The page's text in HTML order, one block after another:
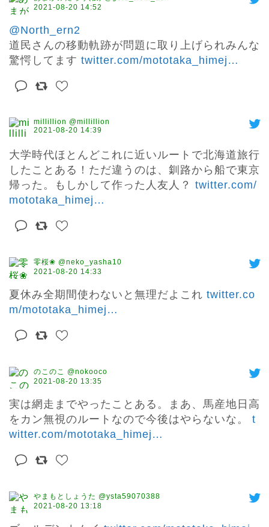
2021-08-20 14:52
@North_ern2
道民さんの移動軌跡が問題に取り上げられみんな
驚愕してます twitter.com/mototaka_himej …
millillion @millillion
2021-08-20 14:39
大学時代ほとんどこれに近いルートで北海道旅行
したことある！ただ違うのは、釧路から船で東京
帰った。もしかして作った人友人？ twitter.com/
mototaka_himej …
零桜❀ @neko_yasha10
2021-08-20 14:33
夏休み全期間使わないと無理だよこれ twitter.co
m/mototaka_himej …
のこのこ @nokooco
2021-08-20 13:35
実は網走までやったことある。まあ、馬産地日高
をカン無視のルートなので今後はやらないな。 t
witter.com/mototaka_himej …
やまもとしょうた @ysta59070388
2021-08-20 13:18